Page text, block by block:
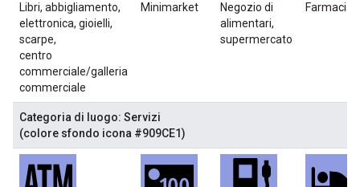
Libri, abbigliamento,
elettronica, gioielli,
scarpe,
centro
commerciale/galleria
commerciale
Minimarket
Negozio di
alimentari,
supermercato
Farmacia
Categoria di luogo: Servizi
(colore sfondo icona #909CE1)